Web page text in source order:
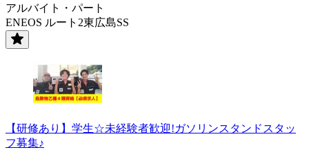
アルバイト・パート
ENEOS ルート2東広島SS
【研修あり】学生☆未経験者歓迎!ガソリンスタンドスタッ
フ募集♪